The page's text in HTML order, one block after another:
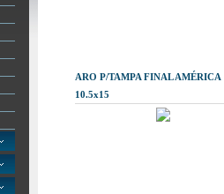
ARO P/TAMPA FINAL AMÉRICA
10.5x15